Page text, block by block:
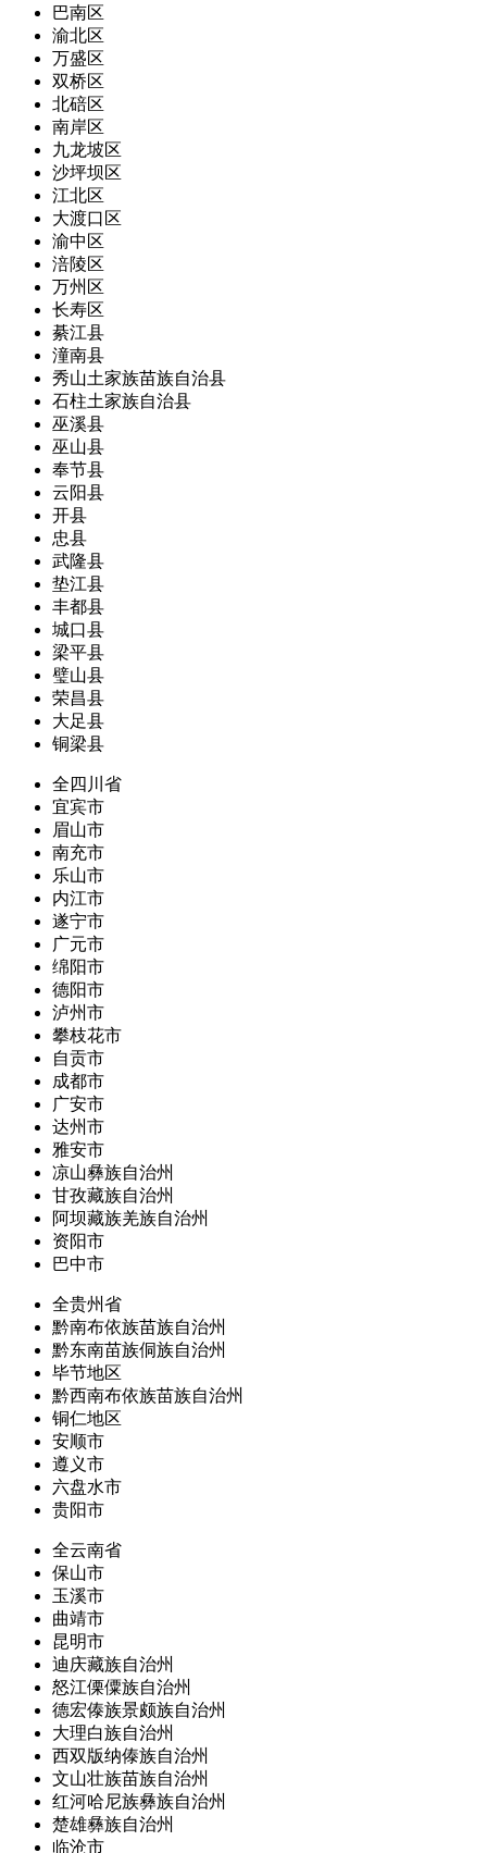
巴南区
渝北区
万盛区
双桥区
北碚区
南岸区
九龙坡区
沙坪坝区
江北区
大渡口区
渝中区
涪陵区
万州区
长寿区
綦江县
潼南县
秀山土家族苗族自治县
石柱土家族自治县
巫溪县
巫山县
奉节县
云阳县
开县
忠县
武隆县
垫江县
丰都县
城口县
梁平县
璧山县
荣昌县
大足县
铜梁县
全四川省
宜宾市
眉山市
南充市
乐山市
内江市
遂宁市
广元市
绵阳市
德阳市
泸州市
攀枝花市
自贡市
成都市
广安市
达州市
雅安市
凉山彝族自治州
甘孜藏族自治州
阿坝藏族羌族自治州
资阳市
巴中市
全贵州省
黔南布依族苗族自治州
黔东南苗族侗族自治州
毕节地区
黔西南布依族苗族自治州
铜仁地区
安顺市
遵义市
六盘水市
贵阳市
全云南省
保山市
玉溪市
曲靖市
昆明市
迪庆藏族自治州
怒江傈僳族自治州
德宏傣族景颇族自治州
大理白族自治州
西双版纳傣族自治州
文山壮族苗族自治州
红河哈尼族彝族自治州
楚雄彝族自治州
临沧市